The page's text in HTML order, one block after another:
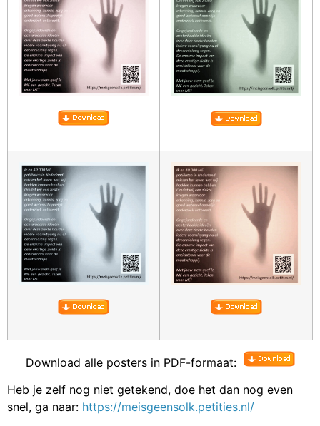
Download alle posters in PDF-formaat:
Heb je zelf nog niet getekend, doe het dan nog even
snel, ga naar: https://meisgeensolk.petities.nl/